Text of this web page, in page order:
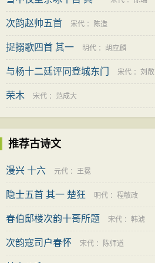
次韵赵帅五首 宋代 ： 陈造
捉搦歌四首 其一 明代 ： 胡应麟
与杨十二廷评同登城东门 宋代 ： 刘敞
荣木 宋代 ： 范成大
推荐古诗文
漫兴 十六 元代 ： 王冕
隐士五首 其一 楚狂 明代 ： 程敏政
春伯邸楼次韵十哥所题 宋代 ： 韩淲
次韵寇司户春怀 宋代 ： 陈师道